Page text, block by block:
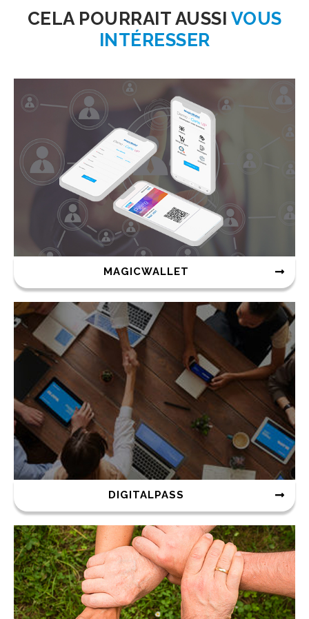
CELA POURRAIT AUSSI VOUS
INTÉRESSER
MAGICWALLET
DIGITALPASS